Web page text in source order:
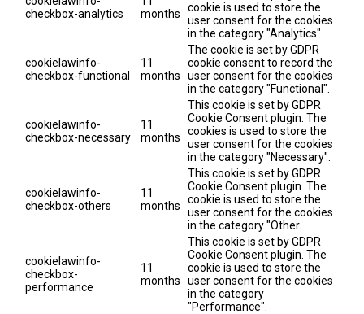
checkbox-analytics
months
cookie is used to store the
user consent for the cookies
in the category "Analytics".
cookielawinfo-
checkbox-functional
11
months
The cookie is set by GDPR
cookie consent to record the
user consent for the cookies
in the category "Functional".
cookielawinfo-
checkbox-necessary
11
months
This cookie is set by GDPR
Cookie Consent plugin. The
cookies is used to store the
user consent for the cookies
in the category "Necessary".
cookielawinfo-
checkbox-others
11
months
This cookie is set by GDPR
Cookie Consent plugin. The
cookie is used to store the
user consent for the cookies
in the category "Other.
cookielawinfo-
checkbox-
performance
11
months
This cookie is set by GDPR
Cookie Consent plugin. The
cookie is used to store the
user consent for the cookies
in the category
"Performance".